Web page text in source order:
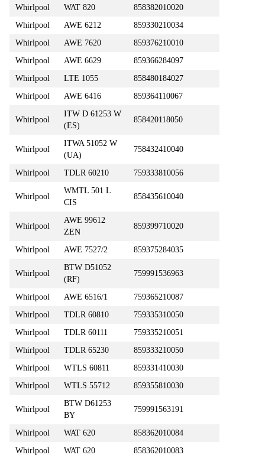
Whirlpool WAT 820
858382010020
Whirlpool
AWE 6212
859330210034
Whirlpool
AWE 7620
859376210010
Whirlpool
AWE 6629
859366284097
Whirlpool
LTE 1055
858480184027
Whirlpool
AWE 6416 859364110067
Whirlpool
ITW D 61253 W
(ES)
858420118050
Whirlpool
ITWA 51052 W
(UA)
758432410040
Whirlpool TDLR 60210 759333810056
Whirlpool
WMTL 501 L
CIS
858435610040
Whirlpool
AWE 99612
ZEN
859399710020
Whirlpool AWE 7527/2 859375284035
Whirlpool
BTW D51052
(RF)
759991536963
Whirlpool AWE 6516/1
759365210087
Whirlpool
TDLR 60810
759335310050
Whirlpool
TDLR 60111
759335210051
Whirlpool
TDLR 65230
859333210050
Whirlpool
WTLS 60811
859331410030
Whirlpool
WTLS 55712 859355810030
Whirlpool
BTW D61253
BY
759991563191
Whirlpool WAT 620
858362010084
Whirlpool
WAT 620 858362010083